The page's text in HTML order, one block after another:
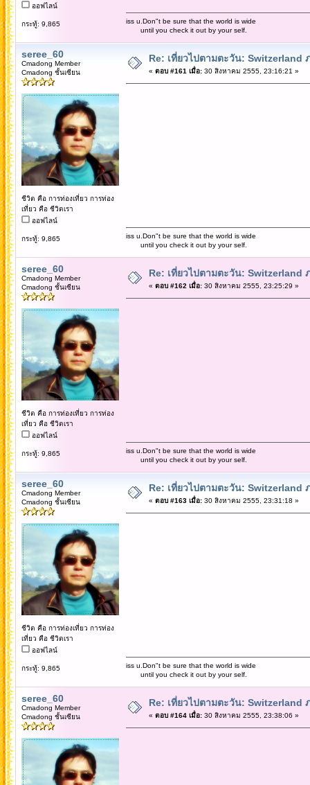
ออฟไลน์
กระทู้: 9,865
iss u.Don"t be sure that the world is wide
until you check it out by your self.
seree_60
Cmadong Member
Cmadong ชั้นเซียน
ชีวิต คือ การท่องเที่ยว การท่อง
เที่ยว คือ ชีวิตเรา
ออฟไลน์
กระทู้: 9,865
Re: เที่ยวไปตามตะวัน: Switzerland
« ตอบ #161 เมื่อ:30 สิงหาคม 2555, 23:16:21 »
iss u.Don"t be sure that the world is wide
until you check it out by your self.
seree_60
Cmadong Member
Cmadong ชั้นเซียน
ชีวิต คือ การท่องเที่ยว การท่อง
เที่ยว คือ ชีวิตเรา
ออฟไลน์
กระทู้: 9,865
Re: เที่ยวไปตามตะวัน: Switzerland
« ตอบ #162 เมื่อ:30 สิงหาคม 2555, 23:25:29 »
iss u.Don"t be sure that the world is wide
until you check it out by your self.
seree_60
Cmadong Member
Cmadong ชั้นเซียน
ชีวิต คือ การท่องเที่ยว การท่อง
เที่ยว คือ ชีวิตเรา
ออฟไลน์
กระทู้: 9,865
Re: เที่ยวไปตามตะวัน: Switzerland
« ตอบ #163 เมื่อ:30 สิงหาคม 2555, 23:31:18 »
iss u.Don"t be sure that the world is wide
until you check it out by your self.
seree_60
Cmadong Member
Cmadong ชั้นเซียน
Re: เที่ยวไปตามตะวัน: Switzerland
« ตอบ #164 เมื่อ:30 สิงหาคม 2555, 23:38:06 »